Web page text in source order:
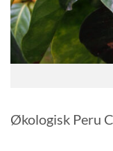
Økologisk Peru